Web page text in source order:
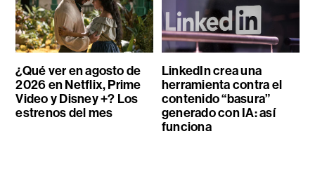
¿Qué ver en agosto de
2026 en Netflix, Prime
Video y Disney +? Los
estrenos del mes
LinkedIn crea una
herramienta contra el
contenido “basura”
generado con IA: así
funciona